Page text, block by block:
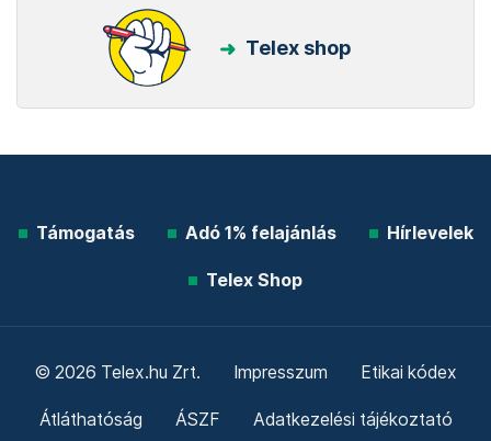
Telex shop
Támogatás Adó 1% felajánlás Hírlevelek
Telex Shop
© 2026 Telex.hu Zrt. Impresszum Etikai kódex
Átláthatóság ÁSZF Adatkezelési tájékoztató